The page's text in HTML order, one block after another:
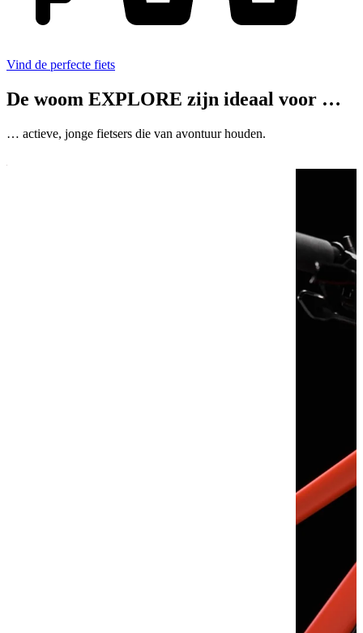
Vind de perfecte fiets
De woom EXPLORE zijn ideaal voor …
… actieve, jonge fietsers die van avontuur houden.